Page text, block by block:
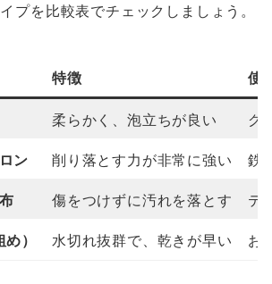
プを比較表でチェックしましょう。
特徴 使
柔らかく、泡立ちが良い グ
ン 削り落とす力が非常に強い 鉄
傷をつけずに汚れを落とす テ
） 水切れ抜群で、乾きが早い お